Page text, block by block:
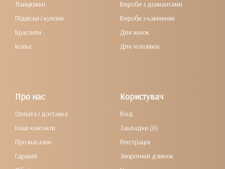
Ланцюжки
Підвіски і кулони
Браслети
Кольє
Вироби з діамантами
Вироби з камінням
Для жінок
Для чоловіків
Про нас
Оплата і доставка
Наші контакти
Про магазин
Гарантії
Користувач
Вхід
Закладки (0)
Реєстрація
Зворотний дзвінок